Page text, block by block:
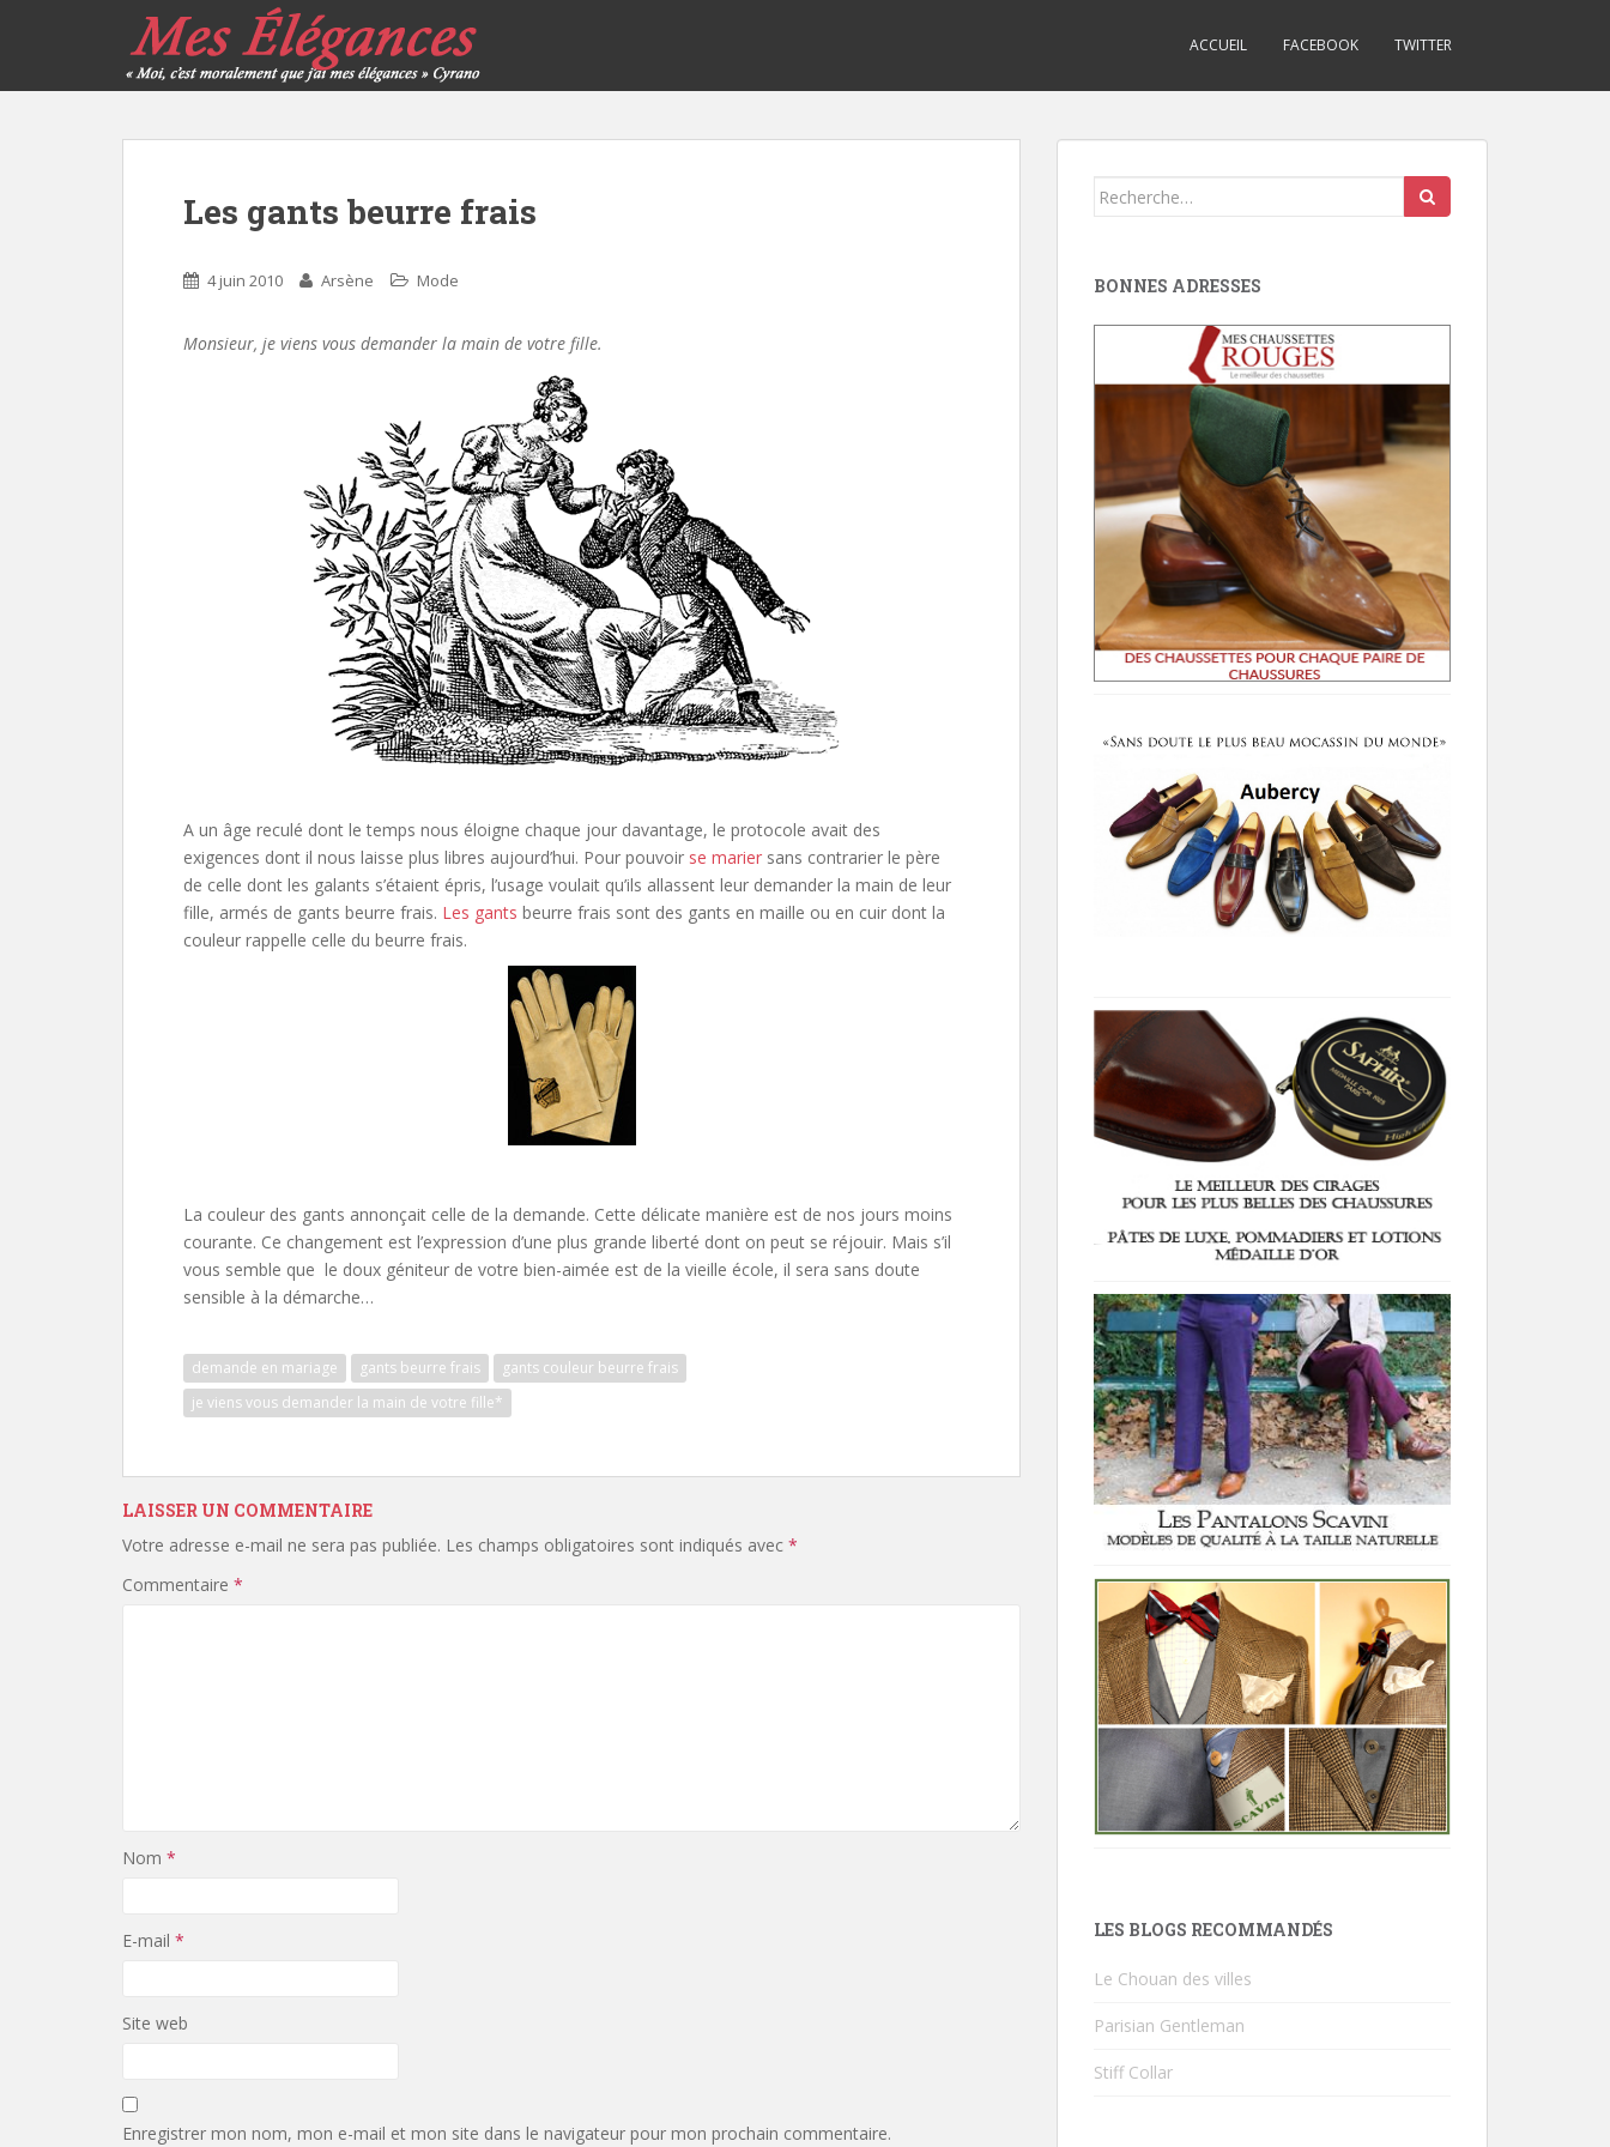
ACCUEIL FACEBOOK TWITTER
Les gants beurre frais
4 juin 2010 Arsène Mode
Monsieur, je viens vous demander la main de votre fille.
A un âge reculé dont le temps nous éloigne chaque jour davantage, le protocole avait des
exigences dont il nous laisse plus libres aujourd’hui. Pour pouvoir se marier sans contrarier le père
de celle dont les galants s’étaient épris, l’usage voulait qu’ils allassent leur demander la main de leur
fille, armés de gants beurre frais. Les gants beurre frais sont des gants en maille ou en cuir dont la
couleur rappelle celle du beurre frais.
La couleur des gants annonçait celle de la demande. Cette délicate manière est de nos jours moins
courante. Ce changement est l’expression d’une plus grande liberté dont on peut se réjouir. Mais s’il
vous semble que le doux géniteur de votre bien-aimée est de la vieille école, il sera sans doute
sensible à la démarche…
demande en mariage gants beurre frais
gants couleur beurre frais
je viens vous demander la main de votre fille*
LAISSER UN COMMENTAIRE
Votre adresse e-mail ne sera pas publiée. Les champs obligatoires sont indiqués avec *
Commentaire *
Nom *
E-mail *
Site web
Enregistrer mon nom, mon e-mail et mon site dans le navigateur pour mon prochain commentaire.
Search
BONNES ADRESSES
LES BLOGS RECOMMANDÉS
Le Chouan des villes
Parisian Gentleman
Stiff Collar